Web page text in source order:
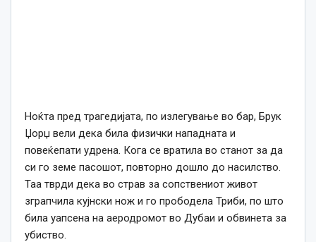
Ноќта пред трагедијата, по излегување во бар, Брук
Џорџ вели дека била физички нападната и
повеќепати удрена. Кога се вратила во станот за да
си го земе пасошот, повторно дошло до насилство.
Таа тврди дека во страв за сопствениот живот
зграпчила кујнски нож и го прободела Триби, по што
била уапсена на аеродромот во Дубаи и обвинета за
убиство.